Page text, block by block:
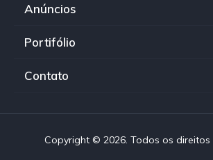
Anúncios
Portifólio
Contato
Copyright © 2026. Todos os direitos